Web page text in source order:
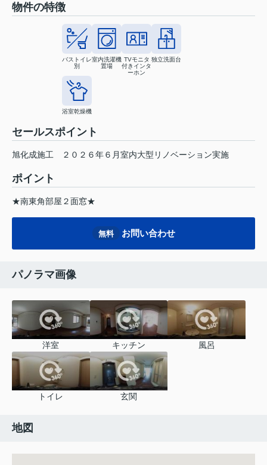
物件の特徴
バストイレ
別
室内洗濯機
置場
TVモニタ
付きインタ
ーホン
独立洗面台
浴室乾燥機
セールスポイント
旭化成施工 ２０２６年６月室内大型リノベーション実施
ポイント
★南東角部屋２面窓★
無料 お問い合わせ
パノラマ画像
洋室 キッチン 風呂
トイレ 玄関
地図